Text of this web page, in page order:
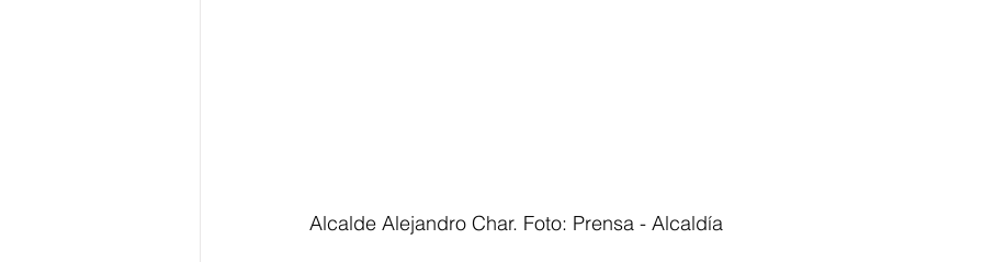
Alcalde Alejandro Char. Foto: Prensa - Alcaldía